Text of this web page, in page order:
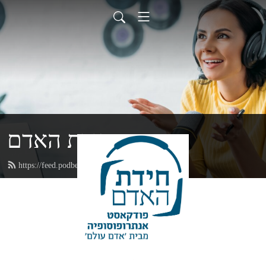
חידת האדם
https://feed.podbean.com/adamolam/feed.xml